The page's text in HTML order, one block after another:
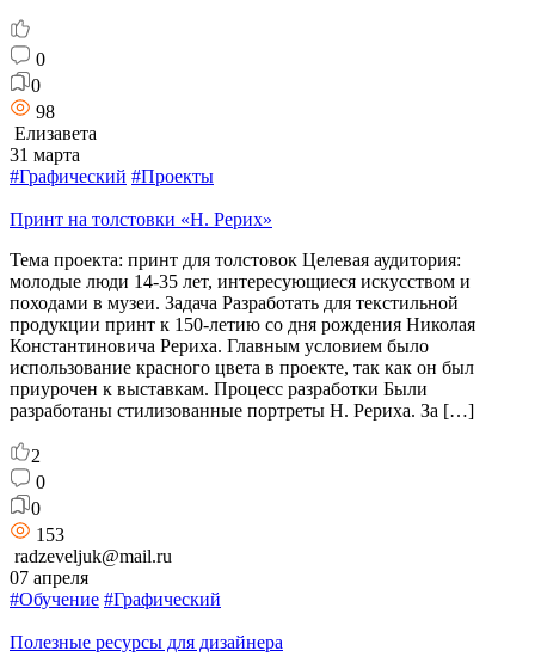
0
0
98
Елизавета
31 марта
#Графический #Проекты
Принт на толстовки «Н. Рерих»
Тема проекта: принт для толстовок Целевая аудитория:
молодые люди 14-35 лет, интересующиеся искусством и
походами в музеи. Задача Разработать для текстильной
продукции принт к 150-летию со дня рождения Николая
Константиновича Рериха. Главным условием было
использование красного цвета в проекте, так как он был
приурочен к выставкам. Процесс разработки Были
разработаны стилизованные портреты Н. Рериха. За […]
2
0
0
153
radzeveljuk@mail.ru
07 апреля
#Обучение #Графический
Полезные ресурсы для дизайнера